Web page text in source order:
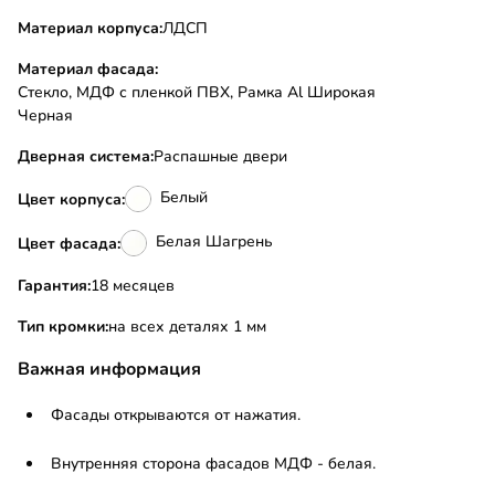
Материал корпуса:ЛДСП
Материал фасада:
Стекло, МДФ с пленкой ПВХ, Рамка Al Широкая
Черная
Дверная система:Распашные двери
Цвет корпуса: Белый
Цвет фасада: Белая Шагрень
Гарантия:18 месяцев
Тип кромки:на всех деталях 1 мм
Важная информация
Фасады открываются от нажатия.
Внутренняя сторона фасадов МДФ - белая.